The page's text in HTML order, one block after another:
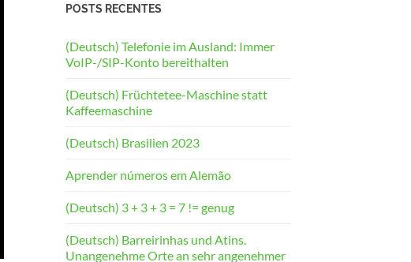
POSTS RECENTES
(Deutsch) Telefonie im Ausland: Immer
VoIP-/SIP-Konto bereithalten
(Deutsch) Früchtetee-Maschine statt
Kaffeemaschine
(Deutsch) Brasilien 2023
Aprender números em Alemão
(Deutsch) 3 + 3 + 3 = 7 != genug
(Deutsch) Barreirinhas und Atins.
Unangenehme Orte an sehr angenehmer